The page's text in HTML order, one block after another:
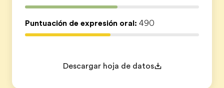
Puntuación de expresión oral: 490
Descargar hoja de datos